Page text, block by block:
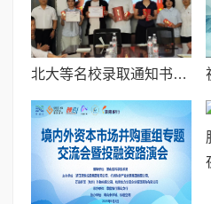
北大等名校录取通知书送达仪式在喀什市特区实验学校暖心举行